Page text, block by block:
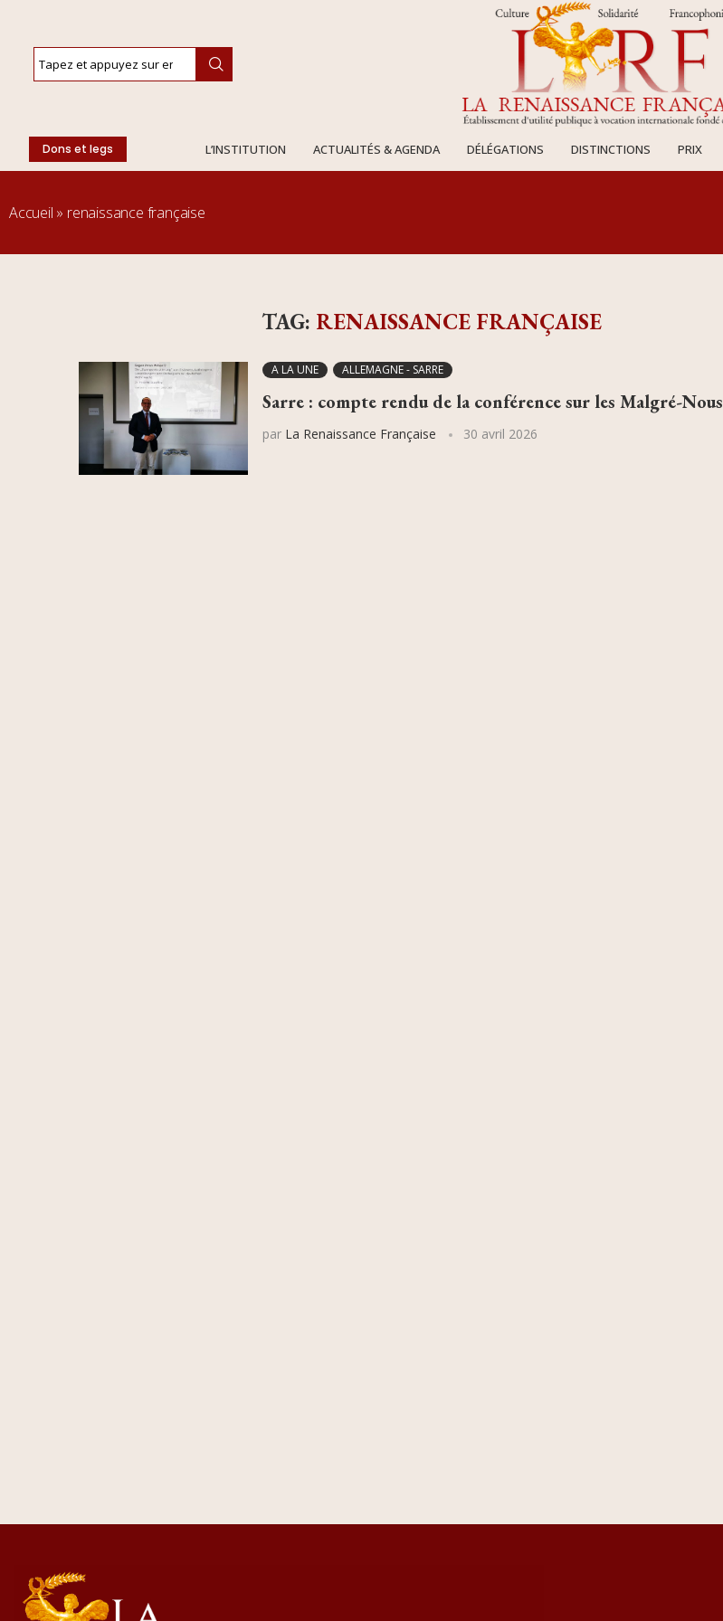
Dons et legs L’INSTITUTION ACTUALITÉS & AGENDA DÉLÉGATIONS DISTINCTIONS PRIX
Accueil » renaissance française
TAG: RENAISSANCE FRANÇAISE
A LA UNE ALLEMAGNE - SARRE
Sarre : compte rendu de la conférence sur les Malgré-Nous
par La Renaissance Française 30 avril 2026